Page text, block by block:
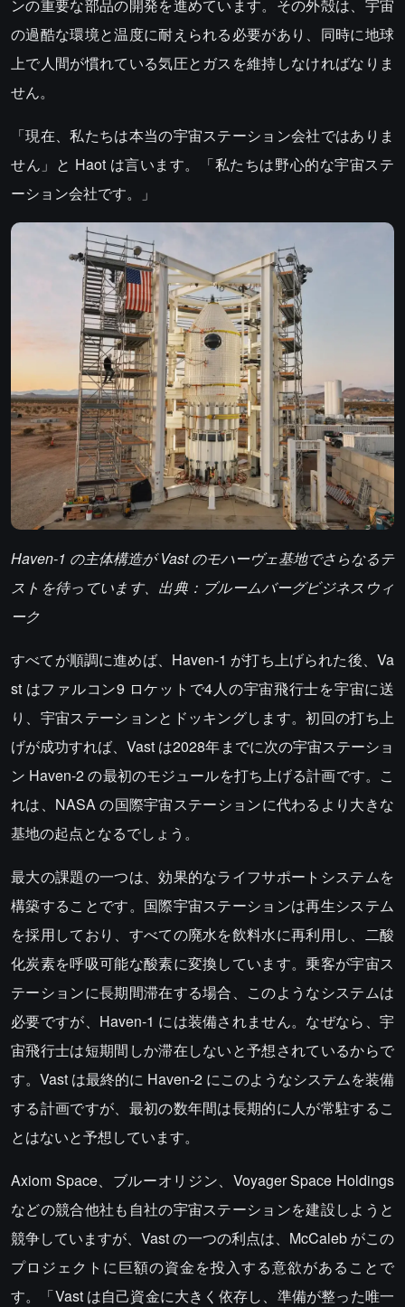
ンの重要な部品の開発を進めています。その外殻は、宇宙
の過酷な環境と温度に耐えられる必要があり、同時に地球
上で人間が慣れている気圧とガスを維持しなければなりま
せん。
「現在、私たちは本当の宇宙ステーション会社ではありま
せん」と Haot は言います。「私たちは野心的な宇宙ステ
ーション会社です。」
Haven-1 の主体構造が Vast のモハーヴェ基地でさらなるテ
ストを待っています、出典：ブルームバーグビジネスウィ
ーク
すべてが順調に進めば、Haven-1 が打ち上げられた後、Va
st はファルコン9 ロケットで4人の宇宙飛行士を宇宙に送
り、宇宙ステーションとドッキングします。初回の打ち上
げが成功すれば、Vast は2028年までに次の宇宙ステーショ
ン Haven-2 の最初のモジュールを打ち上げる計画です。こ
れは、NASA の国際宇宙ステーションに代わるより大きな
基地の起点となるでしょう。
最大の課題の一つは、効果的なライフサポートシステムを
構築することです。国際宇宙ステーションは再生システム
を採用しており、すべての廃水を飲料水に再利用し、二酸
化炭素を呼吸可能な酸素に変換しています。乗客が宇宙ス
テーションに長期間滞在する場合、このようなシステムは
必要ですが、Haven-1 には装備されません。なぜなら、宇
宙飛行士は短期間しか滞在しないと予想されているからで
す。Vast は最終的に Haven-2 にこのようなシステムを装備
する計画ですが、最初の数年間は長期的に人が常駐するこ
とはないと予想しています。
Axiom Space、ブルーオリジン、Voyager Space Holdings
などの競合他社も自社の宇宙ステーションを建設しようと
競争していますが、Vast の一つの利点は、McCaleb がこの
プロジェクトに巨額の資金を投入する意欲があることで
す。「Vast は自己資金に大きく依存し、準備が整った唯一